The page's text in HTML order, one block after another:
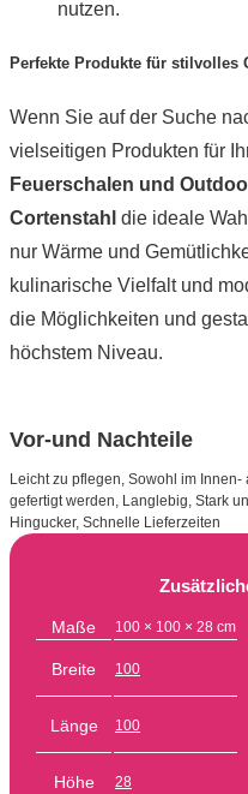
nutzen.
Perfekte Produkte für stilvolles
Wenn Sie auf der Suche
vielseitigen Produkten für
Feuerschalen und
Cortenstahl die ideale
nur Wärme und
kulinarische Vielfalt und
die Möglichkeiten und
höchstem Niveau.
Vor-und Nachteile
Leicht zu pflegen, Sowohl im
gefertigt werden, Langlebig, Stark
Hingucker, Schnelle Lieferzeiten
Maße 100 × 100 × 28 cm
Breite 100
Länge 100
Höhe 28